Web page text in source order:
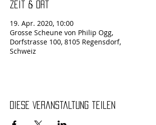
Zeit & Ort
19. Apr. 2020, 10:00
Grosse Scheune von Philip Ogg,
Dorfstrasse 100, 8105 Regensdorf,
Schweiz
Diese Veranstaltung teilen